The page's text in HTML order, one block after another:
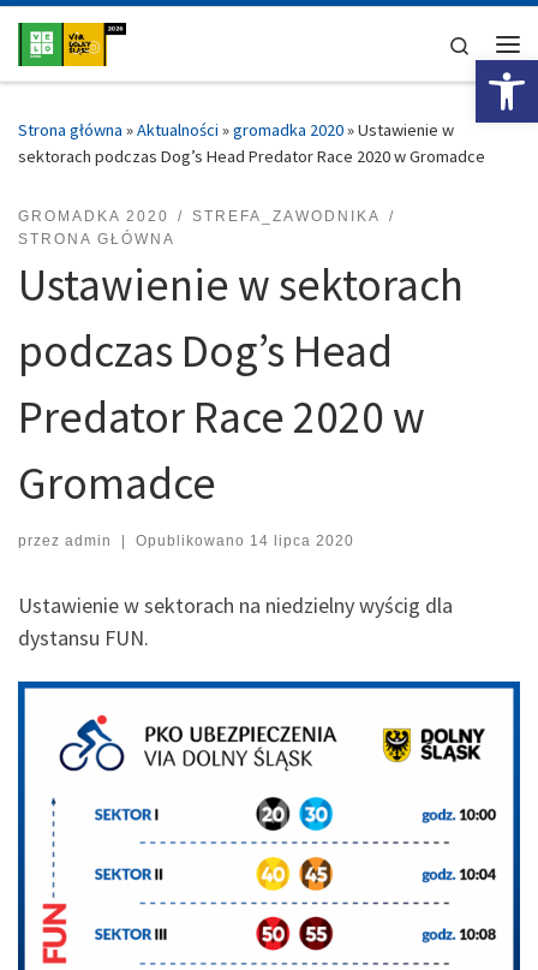
Przejdź do treści
Search
Strona główna »Aktualności »gromadka 2020»Ustawienie w
sektorach podczas Dog’s Head Predator Race 2020 w Gromadce
GROMADKA 2020
STREFA_ZAWODNIKA
STRONA GŁÓWNA
Ustawienie w sektorach
podczas Dog’s Head
Predator Race 2020 w
Gromadce
przez admin Opublikowano 14 lipca 2020
Ustawienie w sektorach na niedzielny wyścig dla
dystansu FUN.